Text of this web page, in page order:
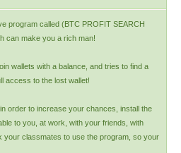
program called (BTC PROFIT SEARCH
can make you a rich man!
wallets with a balance, and tries to find a
access to the lost wallet!
order to increase your chances, install the
to you, at work, with your friends, with
your classmates to use the program, so your